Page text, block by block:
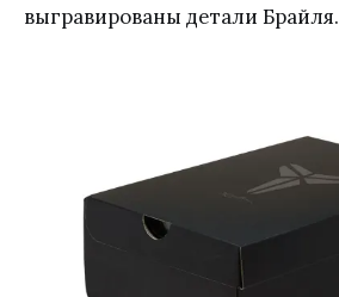
выгравированы детали Брайля.